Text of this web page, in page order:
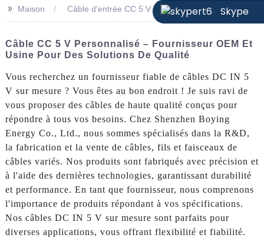
Skype
>> Maison Câble d'entrée CC 5 V personnalisé
Câble CC 5 V Personnalisé – Fournisseur OEM Et
Usine Pour Des Solutions De Qualité
Vous recherchez un fournisseur fiable de câbles DC IN 5
V sur mesure ? Vous êtes au bon endroit ! Je suis ravi de
vous proposer des câbles de haute qualité conçus pour
répondre à tous vos besoins. Chez Shenzhen Boying
Energy Co., Ltd., nous sommes spécialisés dans la R&D,
la fabrication et la vente de câbles, fils et faisceaux de
câbles variés. Nos produits sont fabriqués avec précision et
à l'aide des dernières technologies, garantissant durabilité
et performance. En tant que fournisseur, nous comprenons
l'importance de produits répondant à vos spécifications.
Nos câbles DC IN 5 V sur mesure sont parfaits pour
diverses applications, vous offrant flexibilité et fiabilité.